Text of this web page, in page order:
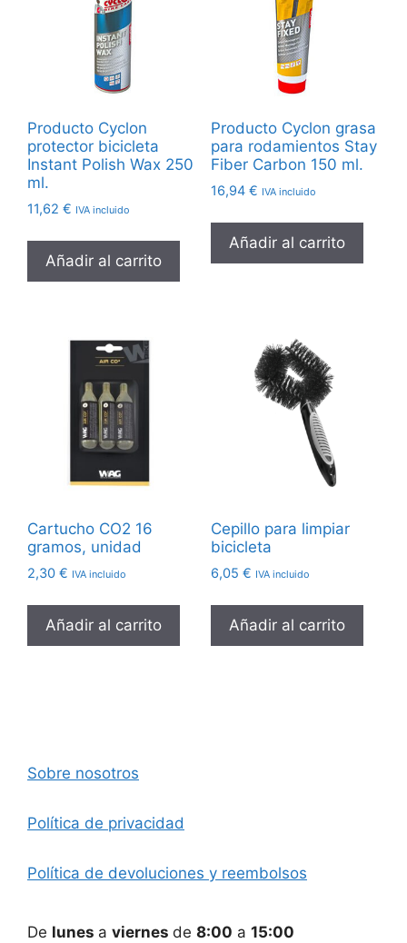
Producto Cyclon
protector bicicleta
Instant Polish Wax 250
ml.
11,62 € IVA incluido
Añadir al carrito
Producto Cyclon grasa
para rodamientos Stay
Fiber Carbon 150 ml.
16,94 € IVA incluido
Añadir al carrito
Cartucho CO2 16
gramos, unidad
2,30 € IVA incluido
Añadir al carrito
Cepillo para limpiar
bicicleta
6,05 € IVA incluido
Añadir al carrito
Sobre nosotros
Política de privacidad
Política de devoluciones y reembolsos
De lunes a viernes de 8:00 a 15:00